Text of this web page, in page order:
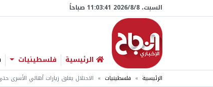
السبت، 8/‏8/‏2026 11:03:43 صباحاً
الرئيسية فلسطينيات
الرئيسية فلسطينيات الاحتلال يعلق زيارات أهالي الأسرى حتى 2/11/